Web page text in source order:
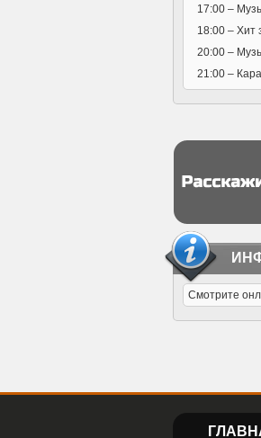
17:00 –
18:00 – Хит
20:00 –
21:00 –
Смотрите